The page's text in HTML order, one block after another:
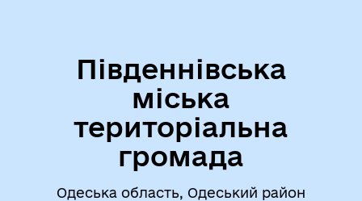
Південнівська
міська
територіальна
громада
Одеська область, Одеський район